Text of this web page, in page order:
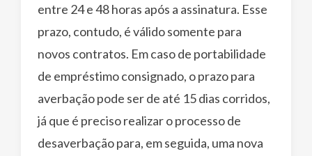
entre 24 e 48 horas após a assinatura. Esse
prazo, contudo, é válido somente para
novos contratos. Em caso de portabilidade
de empréstimo consignado, o prazo para
averbação pode ser de até 15 dias corridos,
já que é preciso realizar o processo de
desaverbação para, em seguida, uma nova